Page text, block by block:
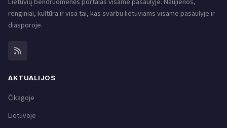
renginiai, kultūra ir visa tai, kas svarbu lietuviams visame pasaulyje ir
diasporoje.
AKTUALIJOS
Čikagoje
Lietuvoje